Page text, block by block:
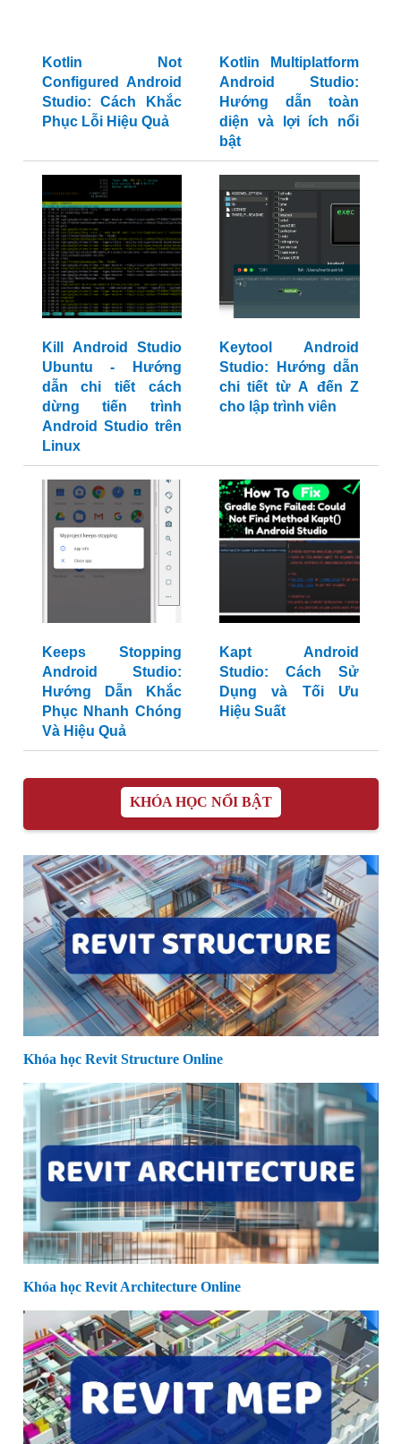
Kotlin Not
Configured Android
Studio: Cách Khắc
Phục Lỗi Hiệu Quả
Kotlin Multiplatform
Android Studio:
Hướng dẫn toàn
diện và lợi ích nổi
bật
Kill Android Studio
Ubuntu - Hướng
dẫn chi tiết cách
dừng tiến trình
Android Studio trên
Linux
Keytool Android
Studio: Hướng dẫn
chi tiết từ A đến Z
cho lập trình viên
Keeps Stopping
Android Studio:
Hướng Dẫn Khắc
Phục Nhanh Chóng
Và Hiệu Quả
Kapt Android
Studio: Cách Sử
Dụng và Tối Ưu
Hiệu Suất
KHÓA HỌC NỔI BẬT
Khóa học Revit Structure Online
Khóa học Revit Architecture Online